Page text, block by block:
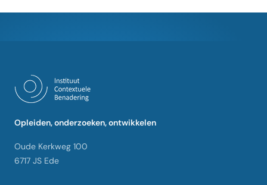
Opleiden, onderzoeken, ontwikkelen
Oude Kerkweg 100
6717 JS Ede